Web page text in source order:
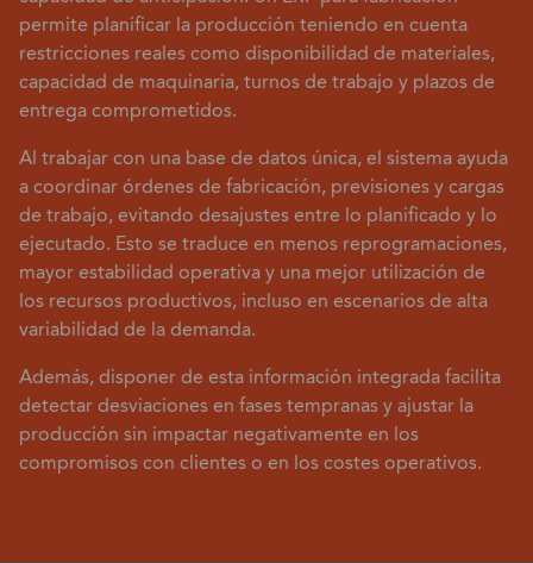
permite planificar la producción teniendo en cuenta
restricciones reales como disponibilidad de materiales,
capacidad de maquinaria, turnos de trabajo y plazos de
entrega comprometidos.
Al trabajar con una base de datos única, el sistema ayuda
a coordinar órdenes de fabricación, previsiones y cargas
de trabajo, evitando desajustes entre lo planificado y lo
ejecutado. Esto se traduce en menos reprogramaciones,
mayor estabilidad operativa y una mejor utilización de
los recursos productivos, incluso en escenarios de alta
variabilidad de la demanda.
Además, disponer de esta información integrada facilita
detectar desviaciones en fases tempranas y ajustar la
producción sin impactar negativamente en los
compromisos con clientes o en los costes operativos.